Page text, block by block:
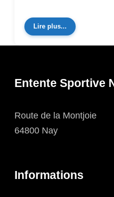
Lire plus...
Entente Sportive
Route de la Montjoie
64800 Nay
Informations